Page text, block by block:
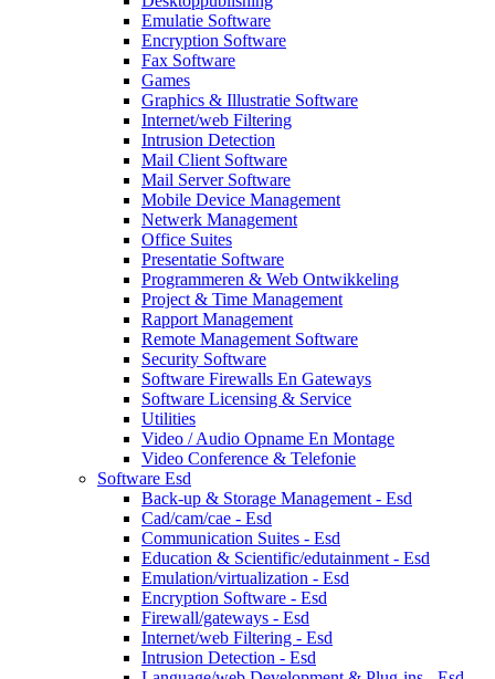
Emulatie Software
Encryption Software
Fax Software
Games
Graphics & Illustratie Software
Internet/web Filtering
Intrusion Detection
Mail Client Software
Mail Server Software
Mobile Device Management
Netwerk Management
Office Suites
Presentatie Software
Programmeren & Web Ontwikkeling
Project & Time Management
Rapport Management
Remote Management Software
Security Software
Software Firewalls En Gateways
Software Licensing & Service
Utilities
Video / Audio Opname En Montage
Video Conference & Telefonie
Software Esd
Back-up & Storage Management - Esd
Cad/cam/cae - Esd
Communication Suites - Esd
Education & Scientific/edutainment - Esd
Emulation/virtualization - Esd
Encryption Software - Esd
Firewall/gateways - Esd
Internet/web Filtering - Esd
Intrusion Detection - Esd